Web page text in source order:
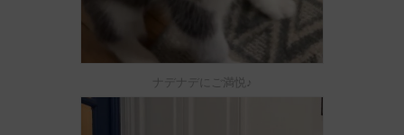
ナデナデにご満悦♪